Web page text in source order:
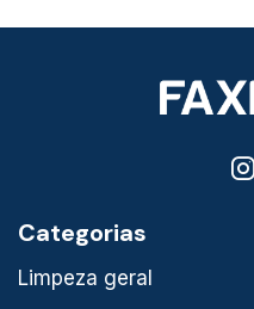
Categorias
Limpeza geral